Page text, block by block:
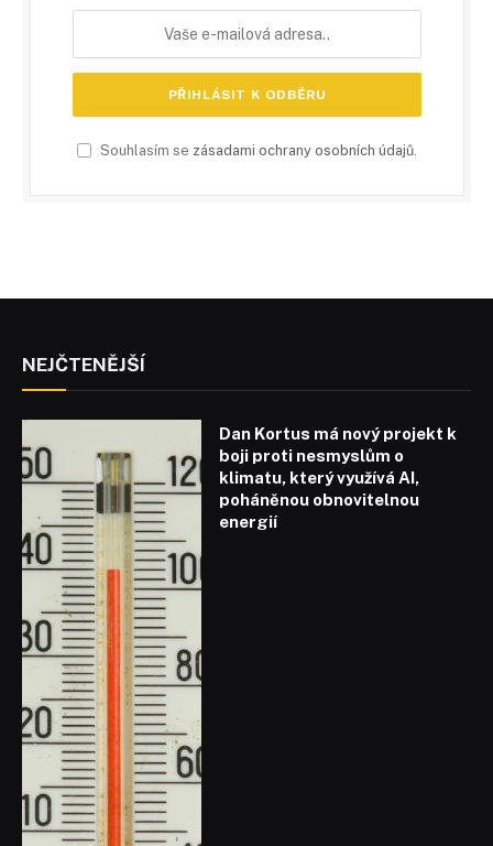
Souhlasím se zásadami ochrany osobních údajů
NEJČTENĚJŠÍ
Dan Kortus má nový projekt k
boji proti nesmyslům o
klimatu, který využívá AI,
poháněnou obnovitelnou
energií